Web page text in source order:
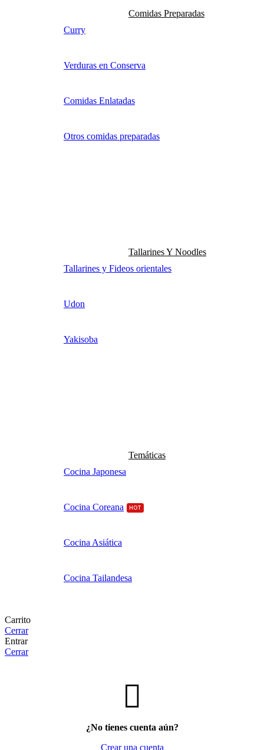
Comidas Preparadas
Curry
Verduras en Conserva
Comidas Enlatadas
Otros comidas preparadas
Tallarines Y Noodles
Tallarines y Fideos orientales
Udon
Yakisoba
Temáticas
Cocina Japonesa
Cocina Coreana HOT
Cocina Asiática
Cocina Tailandesa
Carrito
Cerrar
Entrar
Cerrar
¿No tienes cuenta aún?
Crear una cuenta